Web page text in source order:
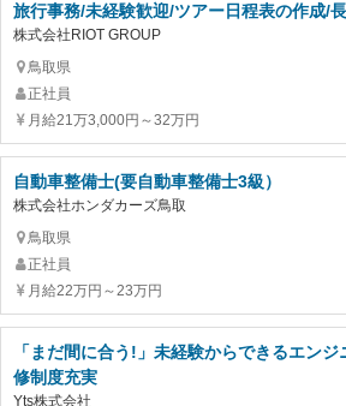
旅行事務/未経験歓迎/ツアー日程表の作成/
株式会社RIOT GROUP
鳥取県
正社員
月給21万3,000円～32万円
自動車整備士(要自動車整備士3級）
株式会社ホンダカーズ鳥取
鳥取県
正社員
月給22万円～23万円
「まだ間に合う!」未経験からできるエン
修制度充実
Yts株式会社